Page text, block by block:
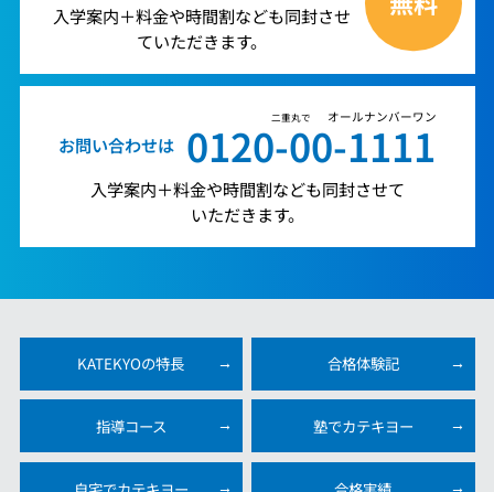
入学案内＋料金や時間割なども同封させ
ていただきます。
二重丸で オールナンバーワン
お問い合わせは 0120-00-1111
入学案内＋料金や時間割なども同封させて
いただきます。
KATEKYOの特長 合格体験記
指導コース 塾でカテキヨー